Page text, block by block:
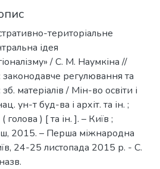
територіальне
ідея
/ С. М. Наумкіна //
законодавче регулювання та
матеріалів / Мін-во освіти і
ун-т буд-ва і архіт. та ін. ;
) [ та ін. ]. – Київ ;
2015. – Перша міжнародна
24-25 листопада 2015 р. - С.